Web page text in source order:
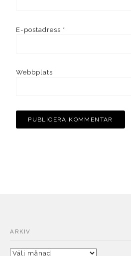
E-postadress *
Webbplats
ARKIV
Arkiv